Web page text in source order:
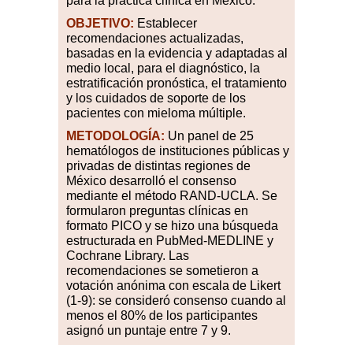
OBJETIVO: Establecer
recomendaciones actualizadas,
basadas en la evidencia y adaptadas al
medio local, para el diagnóstico, la
estratificación pronóstica, el tratamiento
y los cuidados de soporte de los
pacientes con mieloma múltiple.
METODOLOGÍA: Un panel de 25
hematólogos de instituciones públicas y
privadas de distintas regiones de
México desarrolló el consenso
mediante el método RAND-UCLA. Se
formularon preguntas clínicas en
formato PICO y se hizo una búsqueda
estructurada en PubMed-MEDLINE y
Cochrane Library. Las
recomendaciones se sometieron a
votación anónima con escala de Likert
(1-9): se consideró consenso cuando al
menos el 80% de los participantes
asignó un puntaje entre 7 y 9.